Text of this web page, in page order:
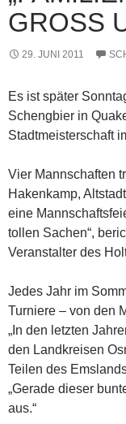
ROSS
29. JUNI 2011
Es ist später
Schengbier in
Stadtmeisterschaft
Vier Mannschaften
Hakenkamp,
eine
tollen Sachen“,
Veranstalter des
Jedes Jahr im
Turniere – von den
„In den letzten
den Landkreisen
Teilen des
„Gerade dieser
aus.“